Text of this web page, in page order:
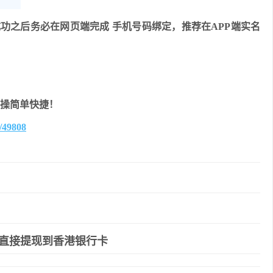
之后务必在网页端完成 手机号码绑定，推荐在APP端实名
简单快捷！
提现到香港银行卡